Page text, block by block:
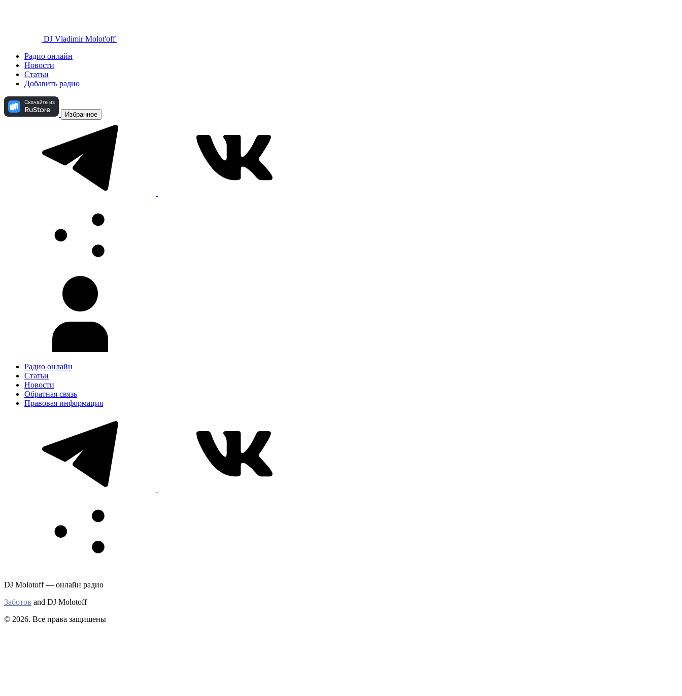
DJ Vladimir Molot'off'
Радио онлайн
Новости
Статьи
Добавить радио
Избранное
Радио онлайн
Статьи
Новости
Обратная связь
Правовая информация
DJ Molotoff — онлайн радио
Заботов and DJ Molotoff
© 2026. Все права защищены